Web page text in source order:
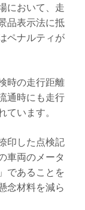
において、走
品表示法に抵
ペナルティが
時の走行距離
通時にも走行
います。
印した点検記
車両のメータ
であることを
念材料を減ら